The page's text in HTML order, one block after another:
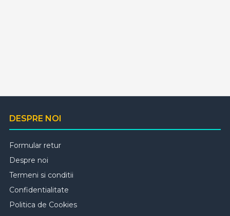
DESPRE NOI
Formular retur
Despre noi
Termeni si conditii
Confidentialitate
Politica de Cookies